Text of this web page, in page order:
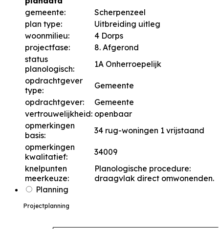
gemeente:
Scherpenzeel
plan type:
Uitbreiding uitleg
woonmilieu:
4 Dorps
projectfase:
8. Afgerond
status
planologisch:
1A Onherroepelijk
opdrachtgever
type:
Gemeente
opdrachtgever:
Gemeente
vertrouwelijkheid: openbaar
opmerkingen
basis:
34 rug-woningen 1 vrijstaand
opmerkingen
kwalitatief:
34009
knelpunten
meerkeuze:
Planologische procedure:
draagvlak direct omwonenden.
Planning
Projectplanning